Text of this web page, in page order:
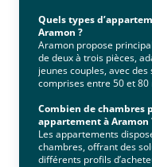
Quels types
Aramon ?
Aramon propose
de deux à trois pièces,
jeunes couples, avec
comprises entre 50 et 80
Combien de chambres
appartement à Aramon
Les appartements
chambres, offrant des
différents profils